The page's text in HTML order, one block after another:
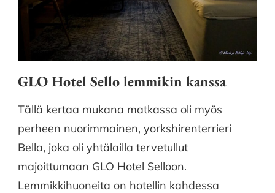
GLO Hotel Sello lemmikin kanssa
Tällä kertaa mukana matkassa oli myös
perheen nuorimmainen, yorkshirenterrieri
Bella, joka oli yhtälailla tervetullut
majoittumaan GLO Hotel Selloon.
Lemmikkihuoneita on hotellin kahdessa